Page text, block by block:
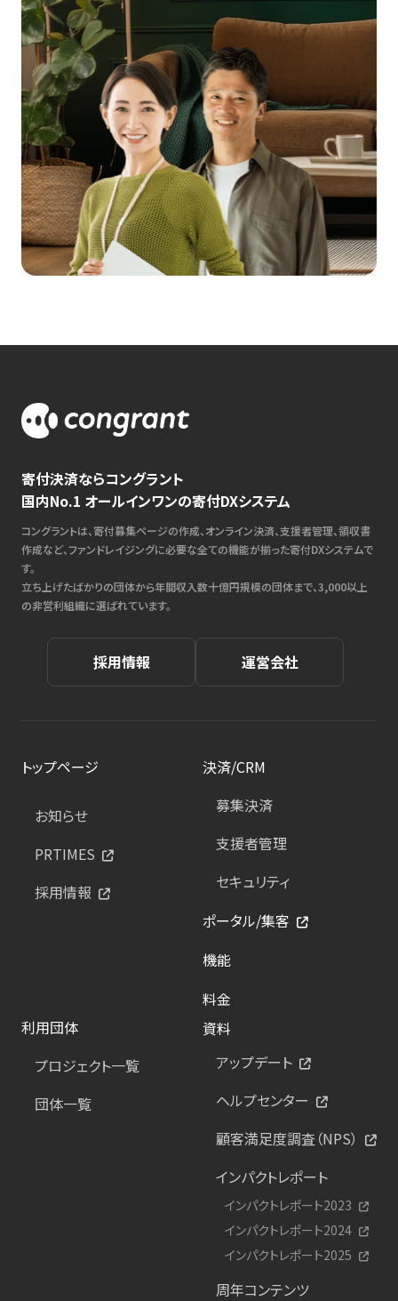
寄付決済ならコングラント
国内No.1 オールインワンの寄付DXシステム
コングラントは、寄付募集ページの作成、オンライン決済、支援者管理、領収書
作成など、ファンドレイジングに必要な全ての機能が揃った寄付DXシステムで
す。
立ち上げたばかりの団体から年間収入数十億円規模の団体まで、3,000以上
の非営利組織に選ばれています。
採用情報 運営会社
トップページ
お知らせ
PRTIMES
採用情報
決済/CRM
募集決済
支援者管理
セキュリティ
ポータル/集客
機能
料金
利用団体
プロジェクト一覧
団体一覧
資料
アップデート
ヘルプセンター
顧客満足度調査（NPS）
インパクトレポート
インパクトレポート2023
インパクトレポート2024
インパクトレポート2025
周年コンテンツ